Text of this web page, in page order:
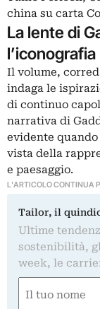
china su carta
La lente di
l’iconografia
Il volume,
indaga le
di continuo
narrativa di
evidente
vista della
e paesaggio.
L'ARTICOLO CONTINUA
Tailor, il
Ultime
sostenibilità,
week, le
(Obbligatorio)